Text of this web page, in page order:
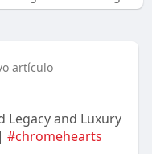
artículo
Legacy and Luxury
#chromehearts